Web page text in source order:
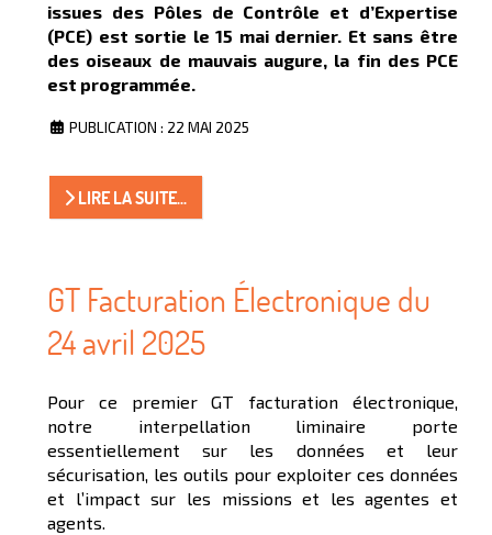
issues des Pôles de Contrôle et d’Expertise
(PCE) est sortie le 15 mai dernier. Et sans être
des oiseaux de mauvais augure, la fin des PCE
est programmée.
PUBLICATION : 22 MAI 2025
LIRE LA SUITE...
GT Facturation Électronique du
24 avril 2025
Pour ce premier GT facturation électronique,
notre interpellation liminaire porte
essentiellement sur les données et leur
sécurisation, les outils pour exploiter ces données
et l’impact sur les missions et les agentes et
agents.